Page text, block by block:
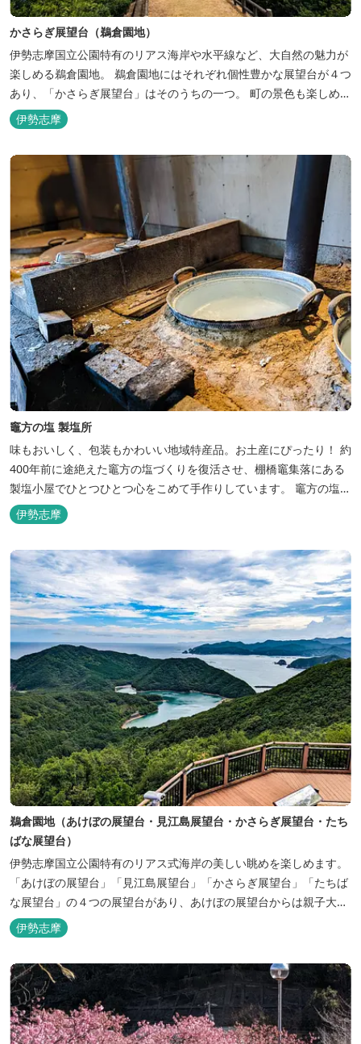
かさらぎ展望台（鵜倉園地）
伊勢志摩国立公園特有のリアス海岸や水平線など、大自然の魅力が
楽しめる鵜倉園地。 鵜倉園地にはそれぞれ個性豊かな展望台が４つ
あり、「かさらぎ展望台」はそのうちの一つ。 町の景色も楽しめ
て、人と自然が共存する姿を見ることができます。 展望台の先に立
つと360度見渡すことができ、青い水平線と広い空がどこまでも続
きます。 見江島展望台に隣...
伊勢志摩
竈方の塩 製塩所
味もおいしく、包装もかわいい地域特産品。お土産にぴったり！ 約
400年前に途絶えた竈方の塩づくりを復活させ、棚橋竈集落にある
製塩小屋でひとつひとつ心をこめて手作りしています。 竈方の塩
は、森の養分が豊富に流れ込むリアス海岸・南伊勢町の海水を使用
し、海岸近くの製塩小屋で4基のカマドを使い時間をかけて炊き上
げたこだわりの...
伊勢志摩
鵜倉園地（あけぼの展望台・見江島展望台・かさらぎ展望台・たち
ばな展望台）
伊勢志摩国立公園特有のリアス式海岸の美しい眺めを楽しめます。
「あけぼの展望台」「見江島展望台」「かさらぎ展望台」「たちば
な展望台」の４つの展望台があり、あけぼの展望台からは親子大
橋、見江島展望台からは2015年4月1日恋人の聖地に認定されたハ
ート型の入り江を見ることができます。 星空や日の出のスポットと
伊勢志摩